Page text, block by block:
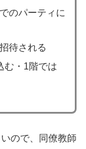
のパーティに
待される
む・1階では
ので、同僚教師